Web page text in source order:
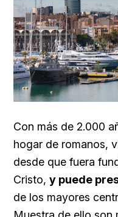
Con más de 2.000
hogar de romanos,
desde que fuera
Cristo, y puede
de los mayores